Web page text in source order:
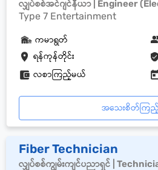
လျှပ်စစ်အင်ဂျင်နီယာ | Engineer
Type 7 Entertainment
ရန်ကုန်တိုင်း
ကမာရွတ်
လစာကြည့်မယ်
အသေးစိတ်ကြ
Fiber Technician
လျှပ်စစ်ကျွမ်းကျင်ပညာရှင် |